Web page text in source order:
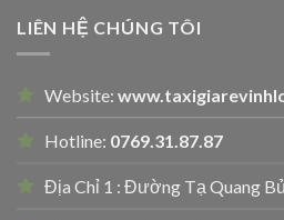
LIÊN HỆ CHÚNG TÔI
Website:
Hotline: 0769.31.87.87
Địa Chỉ 1 : Đường Tạ Quang